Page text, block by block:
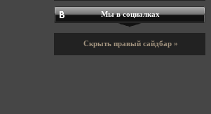
Мы в социалках
Скрыть правый сайдбар »